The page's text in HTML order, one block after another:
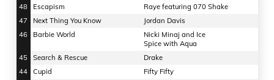
48
Escapism
Raye featuring 070 Shake
47
Next Thing You Know
Jordan Davis
46
Barbie World
Nicki Minaj and Ice
Spice with Aqua
45
Search & Rescue
Drake
44
Cupid
Fifty Fifty